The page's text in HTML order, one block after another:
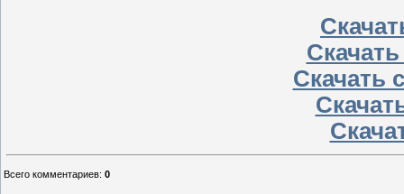
Скачать
Всего комментариев: 0